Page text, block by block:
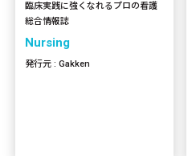
臨床実践に強くなれるプロの看護
総合情報誌
Nursing
発行元 : Gakken